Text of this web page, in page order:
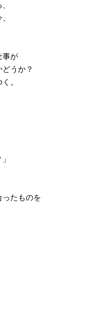
事が
うか？
。
たものを